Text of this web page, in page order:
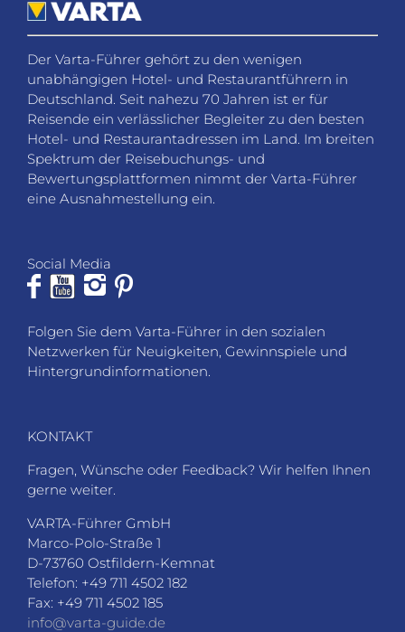
Der Varta-Führer gehört zu den wenigen
unabhängigen Hotel- und Restaurantführern in
Deutschland. Seit nahezu 70 Jahren ist er für
Reisende ein verlässlicher Begleiter zu den besten
Hotel- und Restaurantadressen im Land. Im breiten
Spektrum der Reisebuchungs- und
Bewertungsplattformen nimmt der Varta-Führer
eine Ausnahmestellung ein.
Social Media
Folgen Sie dem Varta-Führer in den sozialen
Netzwerken für Neuigkeiten, Gewinnspiele und
Hintergrundinformationen.
KONTAKT
Fragen, Wünsche oder Feedback? Wir helfen Ihnen
gerne weiter.
VARTA-Führer GmbH
Marco-Polo-Straße 1
D-73760 Ostfildern-Kemnat
Telefon: +49 711 4502 182
Fax: +49 711 4502 185
info@varta-guide.de